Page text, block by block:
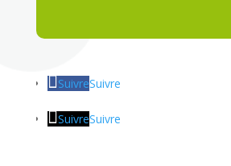
SuivreSuivre
SuivreSuivre